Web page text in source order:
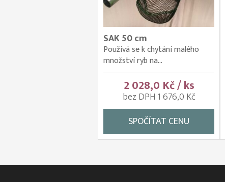
SAK 50 cm
Používá se k chytání malého
množství ryb na...
2 028,0 Kč / ks
bez DPH 1 676,0 Kč
SPOČÍTAT CENU